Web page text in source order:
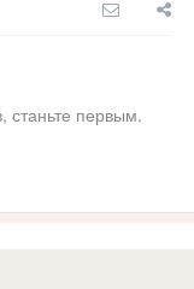
станьте первым.